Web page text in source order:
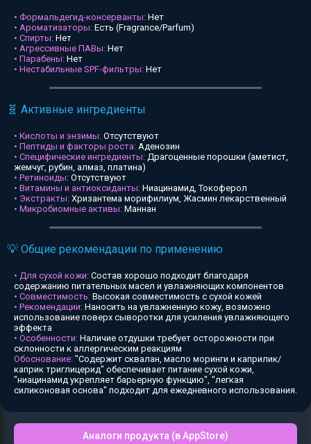
• Формальдегид-консерванты: Нет
• Ароматизаторы: Есть (Fragrance/Parfum)
• Спирты: Нет
• Агрессивные ПАВы: Нет
• Парабены: Нет
• Нестабильные SPF-фильтры: Нет
🧬 Активные ингредиенты
• Кислоты и энзимы: Отсутствуют
• Пептиды и факторы роста: Аденозин
• Специфические ингредиенты: Драгоценные порошки (аметист,
жемчуг, рубин, алмаз, платина)
• Ретиноиды: Отсутствуют
• Витамины и антиоксиданты: Ниацинамид, Токоферол
• Экстракты: Хризантема морифилиум, Жасмин лекарственный
• Микробиомные активы: Маннан
💡 Общие рекомендации по применению
• Для сухой кожи: Состав хорошо подходит благодаря
содержанию питательных масел и увлажняющих компонентов
• Совместимость: Высокая совместимость с сухой кожей
• Рекомендации: Наносить на увлажненную кожу, возможно
использование поверх сыворотки для усиления увлажняющего
эффекта
• Особенности: Наличие отдушки требует осторожности при
склонности к аллергическим реакциям
Обоснование: "Содержит сквалан, масло моринги и каприлик/
каприк триглицерид" обеспечивает питание сухой кожи,
"ниацинамид укрепляет барьерную функцию", "легкая
силиконовая основа" подходит для ежедневного использования.
Аналоги продукта (в AppStore)